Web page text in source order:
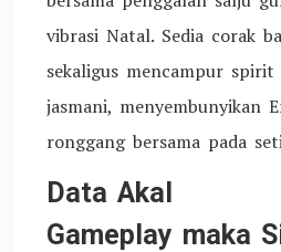
vibrasi Natal. Sedia corak
sekaligus mencampur spirit
jasmani, menyembunyikan
ronggang bersama pada
Data Akal
Gameplay maka